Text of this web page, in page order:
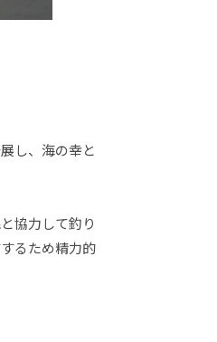
し、海の幸と
協力して釣り
るため精力的